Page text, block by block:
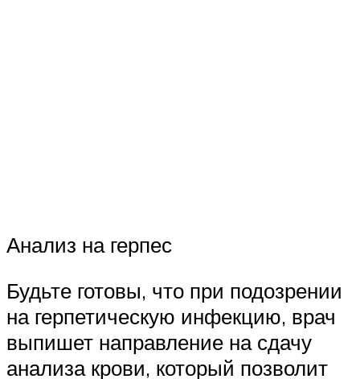
Анализ на герпес
Будьте готовы, что при подозрении
на герпетическую инфекцию, врач
выпишет направление на сдачу
анализа крови, который позволит